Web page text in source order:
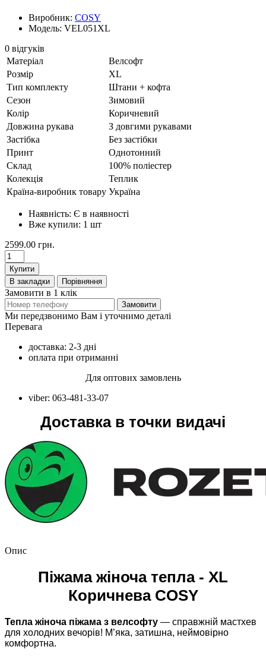
Виробник: COSY
Модель: VEL051XL
0 відгуків
Матеріал
Велсофт
Розмір
XL
Тип комплекту
Штани + кофта
Сезон
Зимовий
Колір
Коричневий
Довжина рукава
З довгими рукавами
Застібка
Без застібки
Принт
Однотонний
Склад
100% поліестер
Колекція
Теплик
Країна-виробник товару Україна
Наявність: Є в наявності
Вже купили: 1 шт
2599.00 грн.
Купити
В закладки
Порівняння
Замовити в 1 клік
Замовити
Ми передзвонимо Вам і уточнимо деталі
Перевага
доставка: 2-3 дні
оплата при отриманні
Для оптових замовлень
viber: 063-481-33-07
Доставка в точки видачі
Опис
Піжама жіноча тепла - XL
Коричнева COSY
Тепла жіноча піжама з велсофту — справжній мастхев
для холодних вечорів! М’яка, затишна, неймовірно
комфортна.